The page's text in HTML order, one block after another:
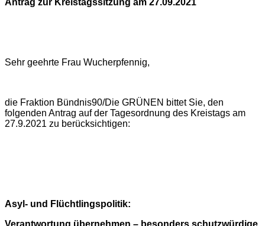
Sehr geehrte Frau Wucherpfennig,
die Fraktion Bündnis90/Die GRÜNEN bittet Sie, den
folgenden Antrag auf der Tagesordnung des Kreistags am
27.9.2021 zu berücksichtigen:
Asyl- und Flüchtlingspolitik:
Verantwortung übernehmen – besonders schutzwürdige